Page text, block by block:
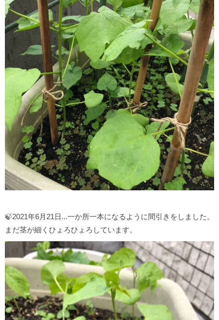
🍃2021年6月21日...一か所一本になるように間引きをしました。
まだ茎が細くひょろひょろしています。